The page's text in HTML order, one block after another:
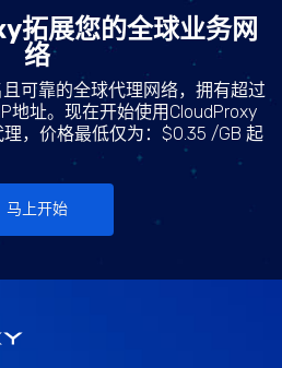
拓展您的全球业务网
络
可靠的全球代理网络，拥有超过
地址。现在开始使用CloudProxy
，价格最低仅为：$0.35 /GB 起
马上开始